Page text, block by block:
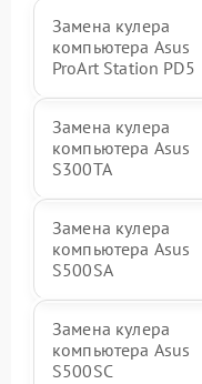
Замена кулера
компьютера Asus
ProArt Station PD5
Замена кулера
компьютера Asus
S300TA
Замена кулера
компьютера Asus
S500SA
Замена кулера
компьютера Asus
S500SC